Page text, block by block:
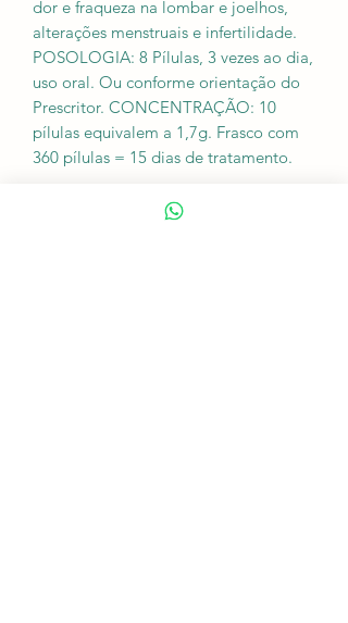
dor e fraqueza na lombar e joelhos,
alterações menstruais e infertilidade.
POSOLOGIA: 8 Pílulas, 3 vezes ao dia,
uso oral. Ou conforme orientação do
Prescritor. CONCENTRAÇÃO: 10
pílulas equivalem a 1,7g. Frasco com
360 pílulas = 15 dias de tratamento.